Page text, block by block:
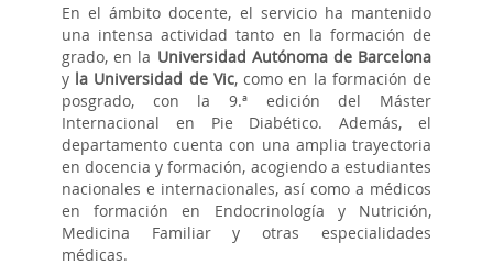
En el ámbito docente, el servicio ha mantenido
una intensa actividad tanto en la formación de
grado, en la Universidad Autónoma de Barcelona
y la Universidad de Vic, como en la formación de
posgrado, con la 9.ª edición del Máster
Internacional en Pie Diabético. Además, el
departamento cuenta con una amplia trayectoria
en docencia y formación, acogiendo a estudiantes
nacionales e internacionales, así como a médicos
en formación en Endocrinología y Nutrición,
Medicina Familiar y otras especialidades
médicas.